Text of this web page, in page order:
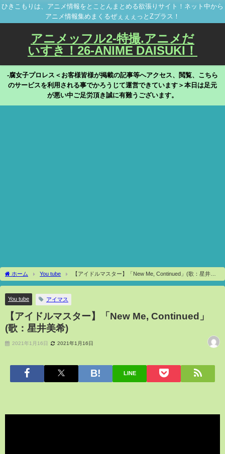
ひきこもりは、アニメ情報をとことんまとめる欲張りサイト！ネット中から
アニメ情報集めまくるぜぇぇぇっとZプラス！
アニメッフル2-特撮.アニメだ
いすき！26-ANIME DAISUKI！
-腐女子プロレス＜お客様皆様が掲載の記事等へアクセス、閲覧、こちら
のサービスを利用される事でかろうじて運営できています＞本日は足元
が悪い中ご足労頂き誠に有難うございます。
ホーム You tube
【アイドルマスター】「New Me, Continued」(歌：星井美
希)
You tube アイマス
【アイドルマスター】「New Me, Continued」
(歌：星井美希)
2021年1月16日 2021年1月16日
LINE